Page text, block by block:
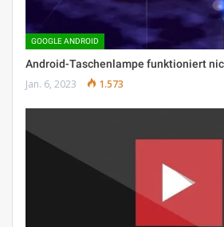
GOOGLE ANDROID
Android-Taschenlampe funktioniert
Jan. 6, 2023 1.573